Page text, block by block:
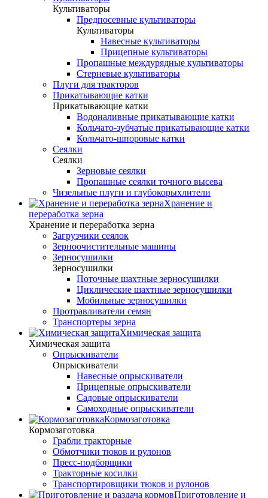
Культиваторы
Предпосевные культиваторы
Культиваторы
Навесные культиваторы
Прицепные культиваторы
Пропашные междурядные культиваторы
Стерневые культиваторы
Плуги для тракторов
Прикатывающие катки
Прикатывающие катки
Водоналивные прикатывающие катки
Кольчато-зубчатые прикатывающие катки
Кольчато-шпоровые катки
Сеялки
Сеялки
Зерновые сеялки
Пропашные сеялки точного высева
Чизельные плуги и глубокорыхлители
Хранение и
переработка зерна
Хранение и переработка зерна
Загрузчики сеялок
Зерноочистительные машины
Зерносушилки
Зерносушилки
Поточные шахтные зерносушилки
Циклические шахтные зерносушилки
Мобильные зерносушилки
Протравливатели семян
Транспортеры зерна
Химическая защита
Химическая защита
Опрыскиватели
Опрыскиватели
Навесные опрыскиватели
Прицепные опрыскиватели
Садовые опрыскиватели
Самоходные опрыскиватели
Кормозаготовка
Кормозаготовка
Грабли тракторные
Обмотчики тюков и рулонов
Пресс-подборщики
Тракторные косилки
Транспортировщики тюков и рулонов
Приготовление и